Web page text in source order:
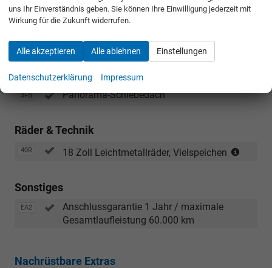
Diebstahlwarnanlage
(nur
mit
[PQ1]
Plus
Tech
Pro)
Außen
1M6
Anhängevorrichtung (mechanisch
schwenkbar)
3FB Panorama-Schiebedach
Räder & Technik
40R 18 Zoll Leichtmetallräder, Vielspeichen
Sonstiges
EA2
Anschlussgarantie 1 Jahr / maximale
Gesamtlaufleistung 60.000 km
Nachrüstbare Extras
uns Ihr Einverständnis geben. Sie können Ihre Einwilligung jederzeit mit
Wirkung für die Zukunft widerrufen.
Alle akzeptieren Alle ablehnen Einstellungen
Datenschutzerklärung Impressum